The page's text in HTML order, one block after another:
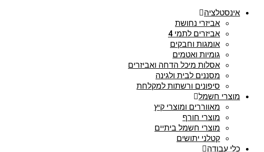
אינסטלציה
אביזרי נחושת
אביזרים לתמי 4
אומגות וחבקים
גומיות ואטמים
אסלות מיכל הדחה ואביזרים
מסננים לבית ולגינה
סיפונים ורשתות למקלחת
מוצרי חשמל
מאווררים ומוצרי קיץ
מוצרי חורף
מוצרי חשמל ביתיים
קטלני יתושים
כלי עבודה